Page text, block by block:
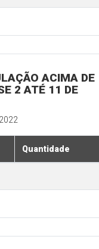
ACIMA DE
2 ATÉ 11 DE
Quantidade